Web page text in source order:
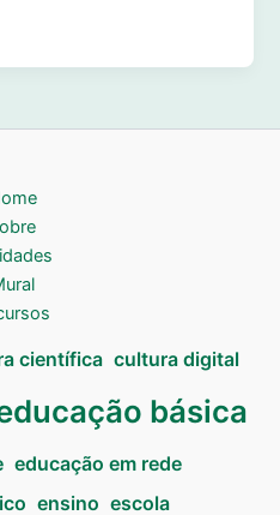
científica cultura digital
básica
educação em rede
ensino escola